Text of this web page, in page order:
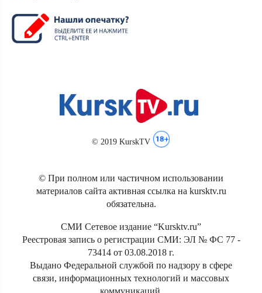
© 2019 KurskTV
© При полном или частичном использовании
материалов сайта активная ссылка на kursktv.ru
обязательна.
СМИ Сетевое издание “Kursktv.ru”
Реестровая запись о регистрации СМИ: ЭЛ № ФС 77 -
73414 от 03.08.2018 г.
Выдано Федеральной службой по надзору в сфере
связи, информационных технологий и массовых